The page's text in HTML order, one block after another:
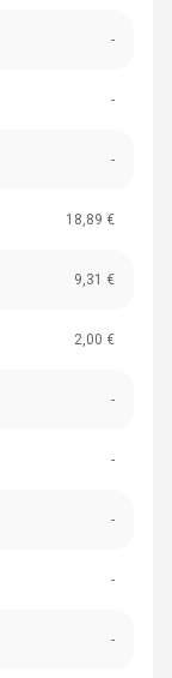
-
-
-
18,89 €
9,31 €
2,00 €
-
-
-
-
-